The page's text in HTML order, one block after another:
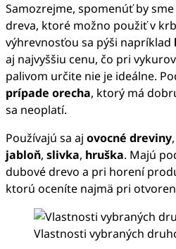
Samozrejme, spomenúť by
dreva, ktoré možno použiť v
výhrevnosťou sa pýši napríklad
aj najvyššiu cenu, čo pri
palivom určite nie je ideálne.
prípade orecha, ktorý má
sa neoplatí.
Používajú sa aj ovocné dreviny
jabloň, slivka, hruška. Majú
dubové drevo a pri horení
ktorú oceníte najmä pri
Vlastnosti vybraných